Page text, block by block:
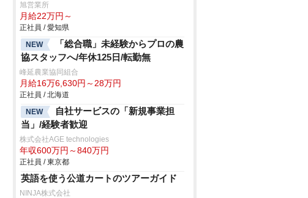
旭営業所
月給22万円～
正社員 / 愛知県
NEW
「総合職」未経験からプロの農
協スタッフへ/年休125日/転勤無
峰延農業協同組合
月給16万6,630円～28万円
正社員 / 北海道
NEW
自社サービスの「新規事業担
当」/経験者歓迎
株式会社AGE technologies
年収600万円～840万円
正社員 / 東京都
英語を使う公道カートのツアーガイド
NINJA株式会社